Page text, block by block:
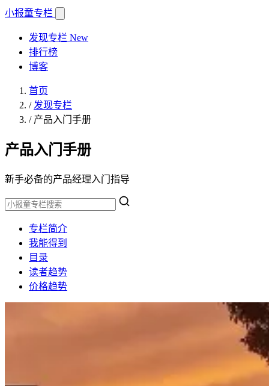
小报童专栏
发现专栏 New
排行榜
博客
首页
/ 发现专栏
/ 产品入门手册
产品入门手册
新手必备的产品经理入门指导
专栏简介
我能得到
目录
读者趋势
价格趋势